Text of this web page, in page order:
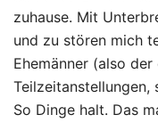
zuhause. Mit
und zu stören mich
Ehemänner (also der
Teilzeitanstellungen,
So Dinge halt. Das